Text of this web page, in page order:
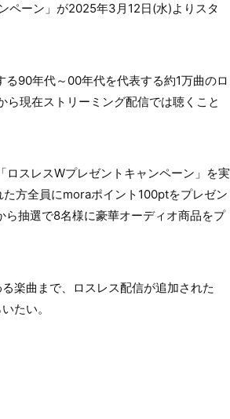
ペーン」が2025年3月12日(水)よりスタ
90年代～00年代を代表する約1万曲のロ
現在ストリーミング配信では聴くこと
スレスWプレゼントキャンペーン」を実
方全員にmoraポイント100ptをプレゼン
抽選で8名様に豪華オーディオ商品をプ
楽曲まで、ロスレス配信が追加された
たい。